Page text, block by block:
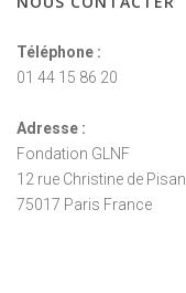
Téléphone :
01 44 15 86 20
Adresse :
Fondation GLNF
12 rue Christine de Pisan
75017 Paris France